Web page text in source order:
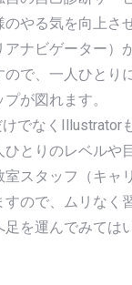
のやる気を向上さ
ナビゲーター）
で、一人ひとり
が図れます。
でなくIllustrator
とりのレベルや
スタッフ（キャ
ので、ムリなく
を運んでみては